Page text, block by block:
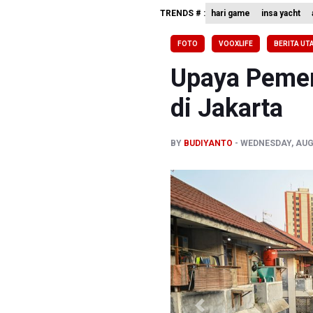
BPIP:
BNPB
TRENDS # : hari game insa yacht
FOTO VOOXLIFE BERITA
Upaya
di Jakarta
BY BUDIYANTO WEDNESDAY,